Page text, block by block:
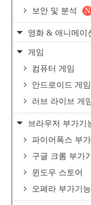
보안 및 분석
N
영화 & 애니메이
게임
컴퓨터 게임
안드로이드 게
러브 라이브 게
브라우저 부가기
파이어폭스 부
구글 크롬 부가
윈도우 스토어
오페라 부가기능